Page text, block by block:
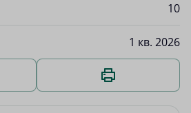
10
1 кв. 2026